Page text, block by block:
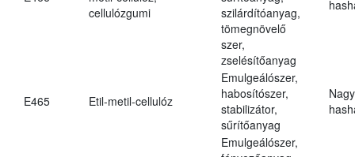
cellulózgumi
szilárdítóanyag,
tömegnövelő
szer,
zselésítőanyag
E465 Etil-metil-cellulóz
Emulgeálószer,
habosítószer,
stabilizátor,
sűrítőanyag
Emulgeálószer,